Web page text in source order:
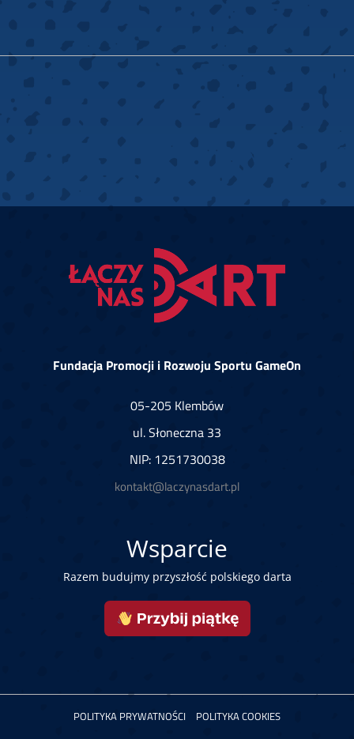
Fundacja Promocji i Rozwoju Sportu GameOn
05-205 Klembów
ul. Słoneczna 33
NIP: 1251730038
kontakt@laczynasdart.pl
Wsparcie
Razem budujmy przyszłość polskiego darta
POLITYKA PRYWATNOŚCI POLITYKA COOKIES